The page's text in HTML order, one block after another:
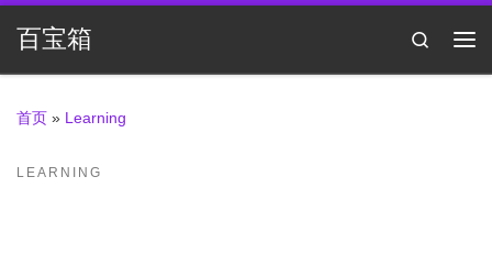
Skip to content
百宝箱
Search
首页 » Learning
LEARNING